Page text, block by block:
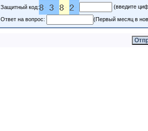
Защитный код: (введите
Ответ на вопрос: (Первый месяц в